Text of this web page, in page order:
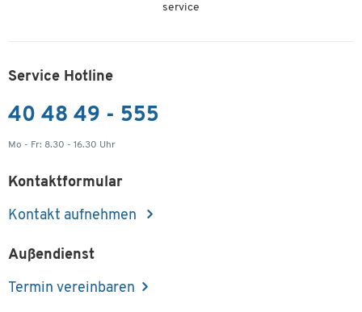
service
Service Hotline
40 48 49 - 555
Mo - Fr: 8.30 - 16.30 Uhr
Kontaktformular
Kontakt aufnehmen
Außendienst
Termin vereinbaren